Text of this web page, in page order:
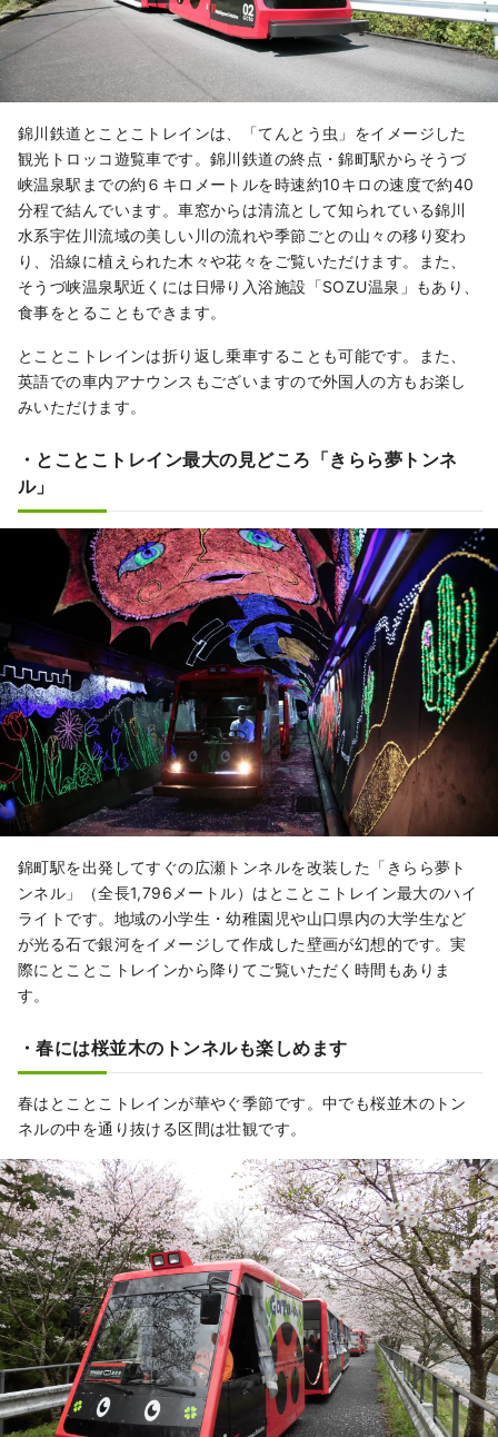
錦川鉄道とことこトレインは、「てんとう虫」をイメージした
観光トロッコ遊覧車です。錦川鉄道の終点・錦町駅からそうづ
峡温泉駅までの約６キロメートルを時速約10キロの速度で約40
分程で結んでいます。車窓からは清流として知られている錦川
水系宇佐川流域の美しい川の流れや季節ごとの山々の移り変わ
り、沿線に植えられた木々や花々をご覧いただけます。また、
そうづ峡温泉駅近くには日帰り入浴施設「SOZU温泉」もあり、
食事をとることもできます。
とことこトレインは折り返し乗車することも可能です。また、
英語での車内アナウンスもございますので外国人の方もお楽し
みいただけます。
・とことこトレイン最大の見どころ「きらら夢トンネ
ル」
錦町駅を出発してすぐの広瀬トンネルを改装した「きらら夢ト
ンネル」（全長1,796メートル）はとことこトレイン最大のハイ
ライトです。地域の小学生・幼稚園児や山口県内の大学生など
が光る石で銀河をイメージして作成した壁画が幻想的です。実
際にとことこトレインから降りてご覧いただく時間もありま
す。
・春には桜並木のトンネルも楽しめます
春はとことこトレインが華やぐ季節です。中でも桜並木のトン
ネルの中を通り抜ける区間は壮観です。